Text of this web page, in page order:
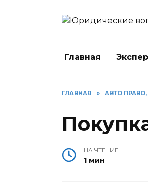
Главная
ГЛАВНАЯ » АВТО
НА ЧТЕНИЕ
1 мин